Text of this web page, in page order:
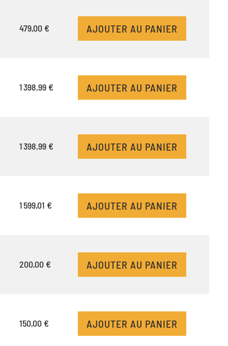
479,00 € AJOUTER AU PANIER
1 398,99 € AJOUTER AU PANIER
1 398,99 € AJOUTER AU PANIER
1 599,01 € AJOUTER AU PANIER
200,00 € AJOUTER AU PANIER
150,00 € AJOUTER AU PANIER